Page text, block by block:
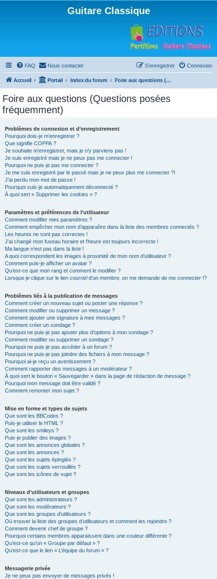
Guitare Classique
FAQ Nous contacter Connexion
S’enregistrer
Accueil Portail Index du forum Foire aux questions (Questions posées fréquemment)
Foire aux questions (Questions posées
fréquemment)
Problèmes de connexion et d’enregistrement
Pourquoi dois-je m’enregistrer ?
Que signifie COPPA ?
Je souhaite m’enregistrer, mais je n’y parviens pas !
Je suis enregistré mais je ne peux pas me connecter !
Pourquoi ne puis-je pas me connecter ?
Je me suis enregistré par le passé mais je ne peux plus me connecter ?!
J’ai perdu mon mot de passe !
Pourquoi suis-je automatiquement déconnecté ?
À quoi sert « Supprimer les cookies » ?
Paramètres et préférences de l’utilisateur
Comment modifier mes paramètres ?
Comment empêcher mon nom d’apparaître dans la liste des membres connectés ?
Les heures ne sont pas correctes !
J’ai changé mon fuseau horaire et l’heure est toujours incorrecte !
Ma langue n’est pas dans la liste !
A quoi correspondent les images à proximité de mon nom d’utilisateur ?
Comment puis-je afficher un avatar ?
Qu’est-ce que mon rang et comment le modifier ?
Lorsque je clique sur le lien courrield’un membre, on me demande de me connecter !?
Problèmes liés à la publication de messages
Comment créer un nouveau sujet ou poster une réponse ?
Comment modifier ou supprimer un message ?
Comment ajouter une signature à mes messages ?
Comment créer un sondage ?
Pourquoi ne puis-je pas ajouter plus d’options à mon sondage ?
Comment modifier ou supprimer un sondage ?
Pourquoi ne puis-je pas accéder à un forum ?
Pourquoi ne puis-je pas joindre des fichiers à mon message ?
Pourquoi ai-je reçu un avertissement ?
Comment rapporter des messages à un modérateur ?
À quoi sert le bouton « Sauvegarder » dans la page de rédaction de message ?
Pourquoi mon message doit être validé ?
Comment remonter mon sujet ?
Mise en forme et types de sujets
Que sont les BBCodes ?
Puis-je utiliser le HTML ?
Que sont les smileys ?
Puis-je publier des images ?
Que sont les annonces globales ?
Que sont les annonces ?
Que sont les sujets épinglés ?
Que sont les sujets verrouillés ?
Que sont les icônes de sujet ?
Niveaux d’utilisateurs et groupes
Que sont les administrateurs ?
Que sont les modérateurs ?
Que sont les groupes d’utilisateurs ?
Où trouver la liste des groupes d’utilisateurs et comment les rejoindre ?
Comment devenir chef de groupe ?
Pourquoi certains membres apparaissent dans une couleur différente ?
Qu’est-ce qu’un « Groupe par défaut » ?
Qu’est-ce que le lien « L’équipe du forum » ?
Messagerie privée
Je ne peux pas envoyer de messages privés !